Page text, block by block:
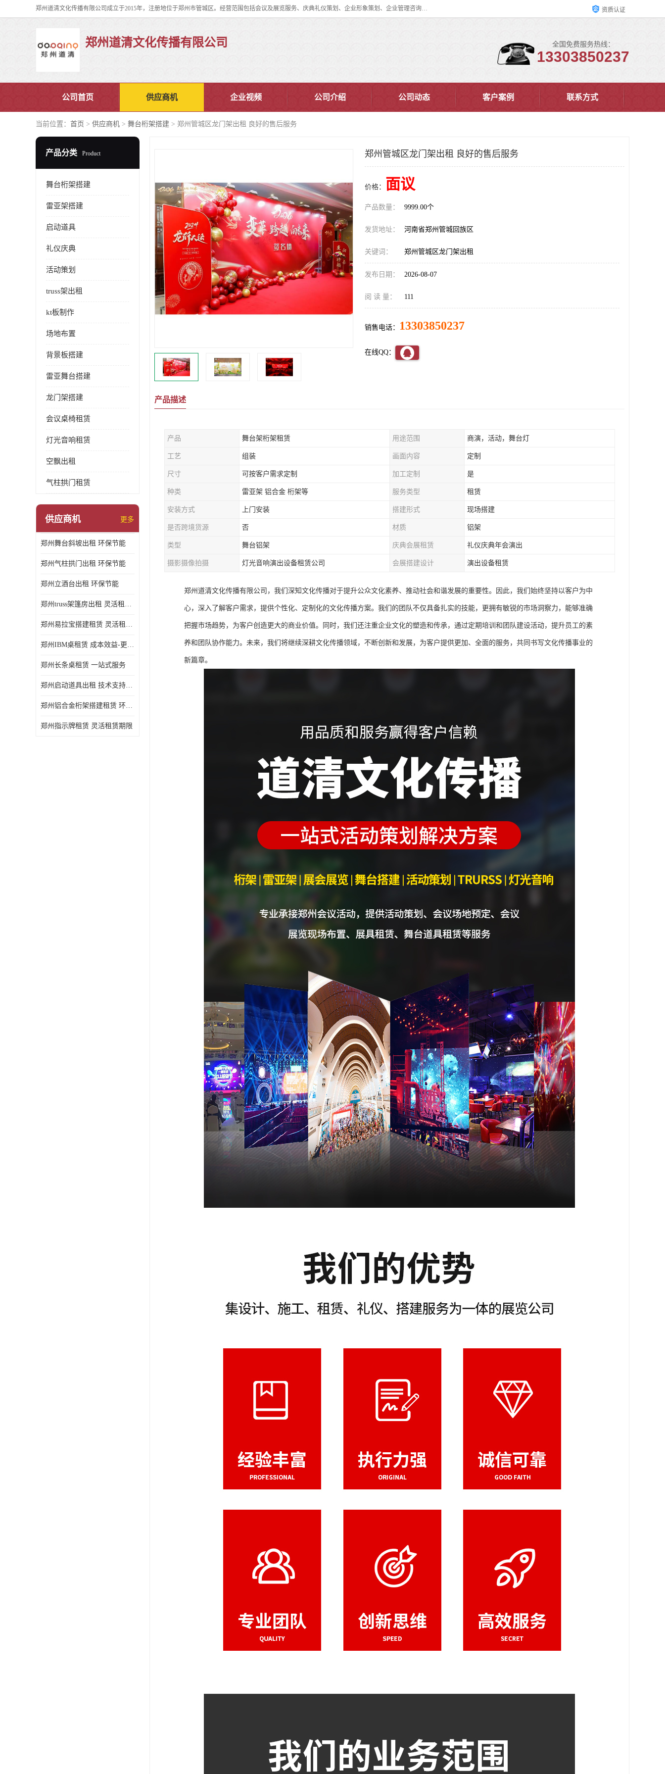
郑州道清文化传播有限公司成立于2015年，注册地位于郑州市管城区。经营范围包括会议及展览服务、庆典礼仪策划、企业形象策划、企业管理咨询、计算机图文设计、制作等。主要产品服务有：舞台桁架搭建，背景板搭建，灯光音响，雷亚舞台搭建、龙门架搭建、会议桌椅租赁、灯光音响租赁、空飘出租、气柱拱门租赁、喷绘写真制作、kt板制作。 资质认证
郑州道清文化传播有限公司 全国免费服务热线：
13303850237
公司首页 供应商机 企业视频 公司介绍 公司动态 客户案例 联系方式
当前位置： 首页 > 供应商机 > 舞台桁架搭建 > 郑州管城区龙门架出租 良好的售后服务
产品分类 Product
舞台桁架搭建
雷亚架搭建
启动道具
礼仪庆典
活动策划
truss架出租
kt板制作
场地布置
背景板搭建
雷亚舞台搭建
龙门架搭建
会议桌椅租赁
灯光音响租赁
空飘出租
气柱拱门租赁
供应商机 更多
郑州舞台斜坡出租 环保节能
郑州气柱拱门出租 环保节能
郑州立酒台出租 环保节能
郑州truss架篷房出租 灵活租赁期限
郑州易拉宝搭建租赁 灵活租赁期限
郑州IBM桌租赁 成本效益-更具经济性和实用性
郑州长条桌租赁 一站式服务
郑州启动道具出租 技术支持与现场服务
郑州铝合金桁架搭建租赁 环保节能
郑州指示牌租赁 灵活租赁期限
郑州管城区龙门架出租 良好的售后服务
价格： 面议
产品数量： 9999.00个
发货地址： 河南省郑州管城回族区
关键词： 郑州管城区龙门架出租
发布日期： 2026-08-07
阅 读 量： 111
销售电话： 13303850237
在线QQ：
产品描述
产品 舞台架桁架租赁 用途范围 商演，活动，舞台灯
工艺 组装 画面内容 定制
尺寸 可按客户需求定制 加工定制 是
种类 雷亚架 铝合金 桁架等 服务类型 租赁
安装方式 上门安装 搭建形式 现场搭建
是否跨境货源 否 材质 铝架
类型 舞台铝架 庆典会展租赁 礼仪庆典年会演出
摄影摄像拍摄 灯光音响演出设备租赁公司 会展搭建设计 演出设备租赁
郑州道清文化传播有限公司，我们深知文化传播对于提升公众文化素养、推动社会和谐发展的重要性。因此，我们始终坚持以客户为中
心，深入了解客户需求，提供个性化、定制化的文化传播方案。我们的团队不仅具备扎实的技能，更拥有敏锐的市场洞察力，能够准确
把握市场趋势，为客户创造更大的商业价值。同时，我们还注重企业文化的塑造和传承，通过定期培训和团队建设活动，提升员工的素
养和团队协作能力。未来，我们将继续深耕文化传播领域，不断创新和发展，为客户提供更加、全面的服务，共同书写文化传播事业的
新篇章。